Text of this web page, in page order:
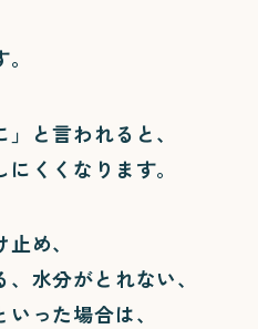
」と言われると、
くくなります。
め、
水分がとれない、
った場合は、